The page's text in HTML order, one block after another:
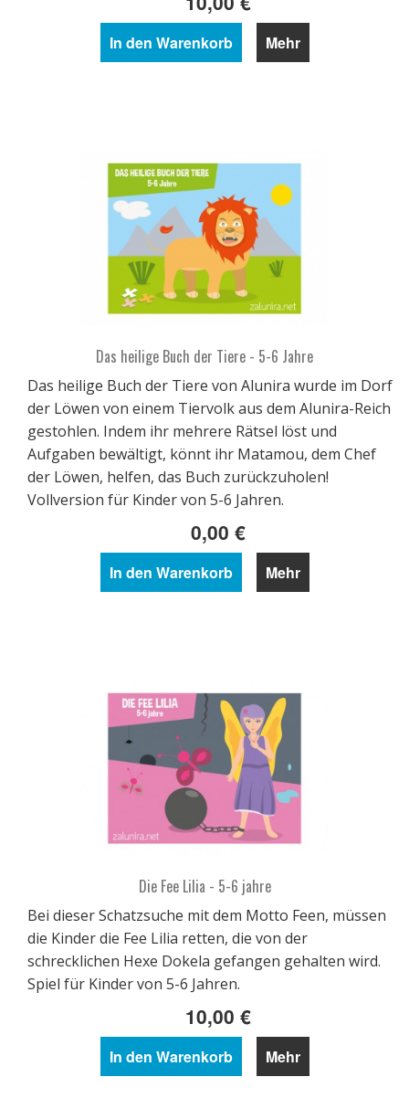
In den Warenkorb Mehr
Das heilige Buch der Tiere - 5-6 Jahre
Das heilige Buch der Tiere von Alunira wurde im Dorf
der Löwen von einem Tiervolk aus dem Alunira-Reich
gestohlen. Indem ihr mehrere Rätsel löst und
Aufgaben bewältigt, könnt ihr Matamou, dem Chef
der Löwen, helfen, das Buch zurückzuholen!
Vollversion für Kinder von 5-6 Jahren.
0,00 €
In den Warenkorb Mehr
Die Fee Lilia - 5-6 jahre
Bei dieser Schatzsuche mit dem Motto Feen, müssen
die Kinder die Fee Lilia retten, die von der
schrecklichen Hexe Dokela gefangen gehalten wird.
Spiel für Kinder von 5-6 Jahren.
10,00 €
In den Warenkorb Mehr